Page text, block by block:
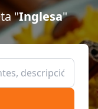
"Inglesa"